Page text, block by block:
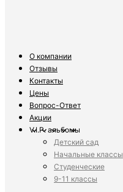
О компании
Отзывы
Контакты
Цены
Вопрос-Ответ
Акции
V.I.P. альбомы
Детский сад
Начальные классы
Студенческие
9-11 классы